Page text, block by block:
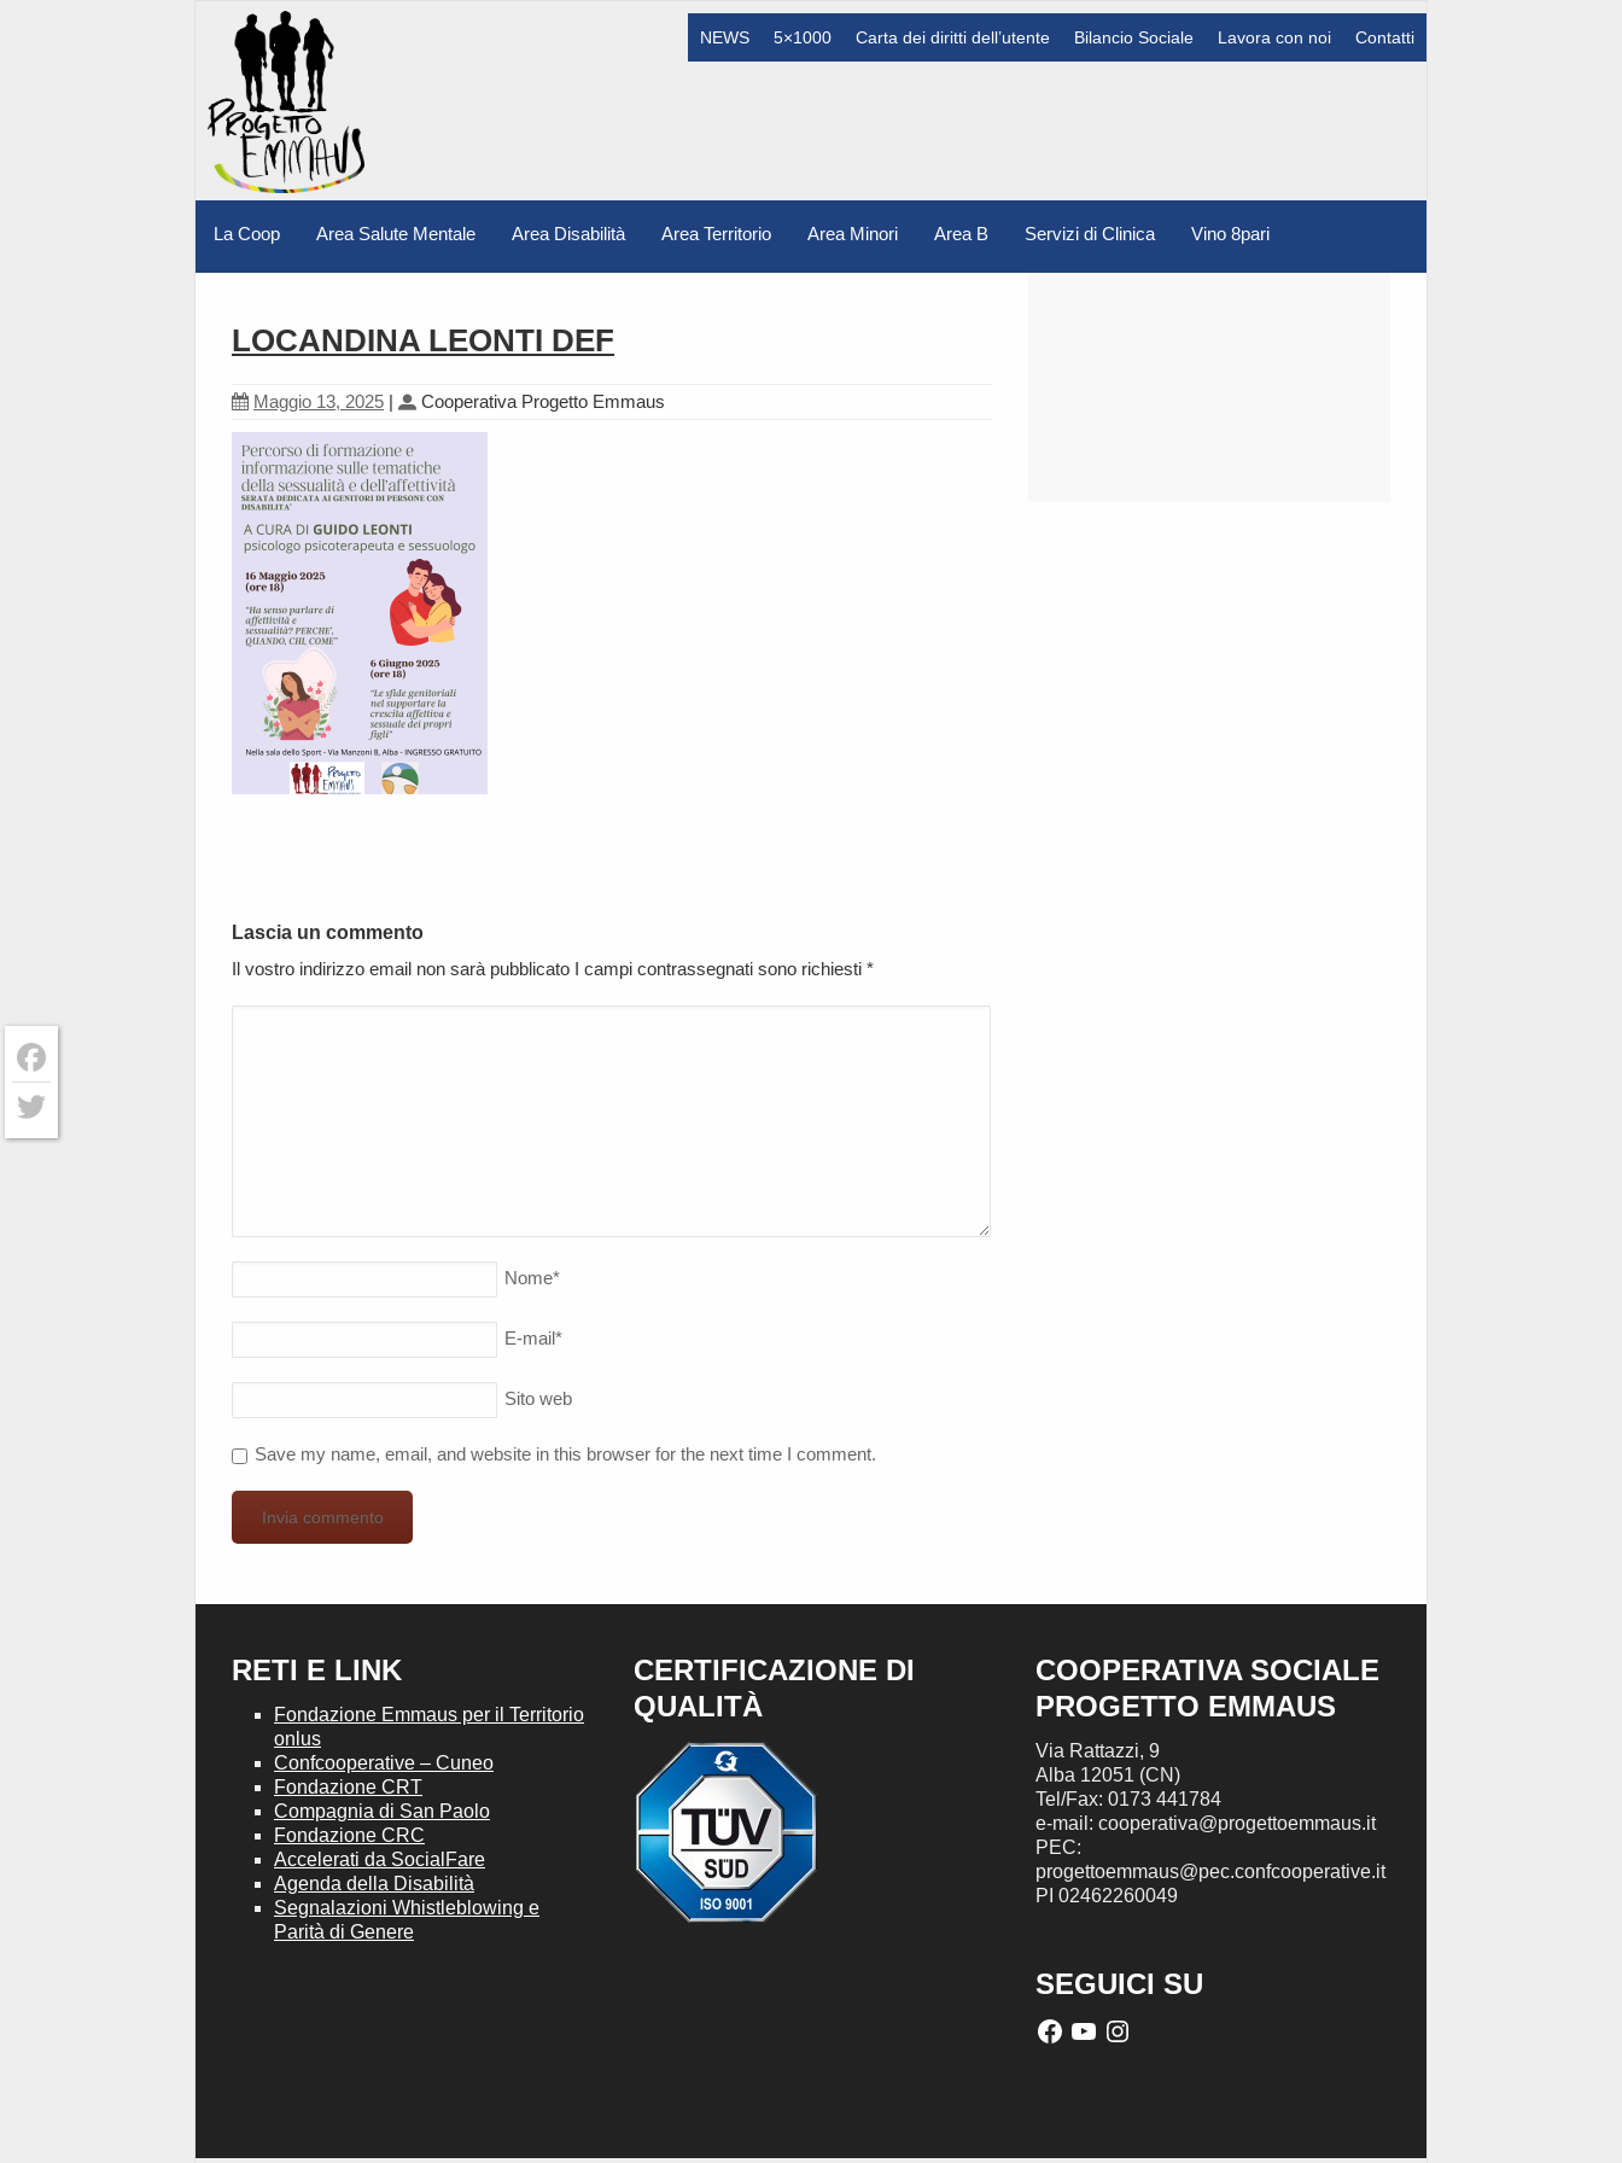
Contatti
Lavora con noi
Bilancio Sociale
Carta dei diritti dell’utente
5×1000
NEWS
La Coop Area Salute Mentale Area Disabilità Area Territorio Area Minori Area B Servizi di Clinica Vino 8pari
LOCANDINA LEONTI DEF
Maggio 13, 2025 | Cooperativa Progetto Emmaus
Lascia un commento
Il vostro indirizzo email non sarà pubblicato I campi contrassegnati sono richiesti *
Nome*
E-mail*
Sito web
Save my name, email, and website in this browser for the next time I comment.
RETI E LINK
Fondazione Emmaus per il Territorio
onlus
Confcooperative – Cuneo
Fondazione CRT
Compagnia di San Paolo
Fondazione CRC
Accelerati da SocialFare
Agenda della Disabilità
Segnalazioni Whistleblowing e
Parità di Genere
CERTIFICAZIONE DI
QUALITÀ
COOPERATIVA SOCIALE
PROGETTO EMMAUS
Via Rattazzi, 9
Alba 12051 (CN)
Tel/Fax: 0173 441784
e-mail: cooperativa@progettoemmaus.it
PEC:
progettoemmaus@pec.confcooperative.it
PI 02462260049
SEGUICI SU
Facebook
Twitter